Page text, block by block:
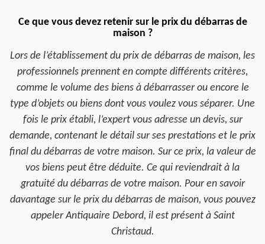
Ce que vous devez retenir sur le prix du débarras de
maison ?
Lors de l’établissement du prix de débarras de maison, les
professionnels prennent en compte différents critères,
comme le volume des biens à débarrasser ou encore le
type d’objets ou biens dont vous voulez vous séparer. Une
fois le prix établi, l’expert vous adresse un devis, sur
demande, contenant le détail sur ses prestations et le prix
final du débarras de votre maison. Sur ce prix, la valeur de
vos biens peut être déduite. Ce qui reviendrait à la
gratuité du débarras de votre maison. Pour en savoir
davantage sur le prix du débarras de maison, vous pouvez
appeler Antiquaire Debord, il est présent à Saint
Christaud.